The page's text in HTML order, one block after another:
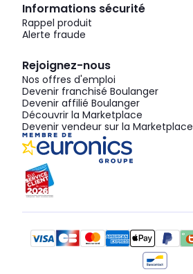
Informations sécurité
Rappel produit
Alerte fraude
Rejoignez-nous
Nos offres d'emploi
Devenir franchisé Boulanger
Devenir affilié Boulanger
Découvrir la Marketplace
Devenir vendeur sur la Marketplace